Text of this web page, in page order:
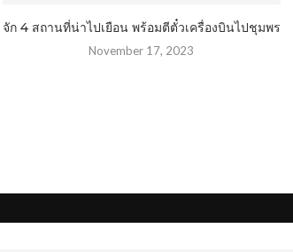
จัก 4 สถานที่น่าไปเยือน พร้อมตีตั๋วเครื่องบินไปชุมพร
November 17, 2023